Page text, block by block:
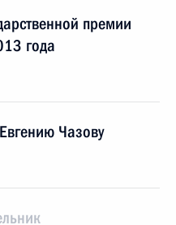
премии
года
Чазову